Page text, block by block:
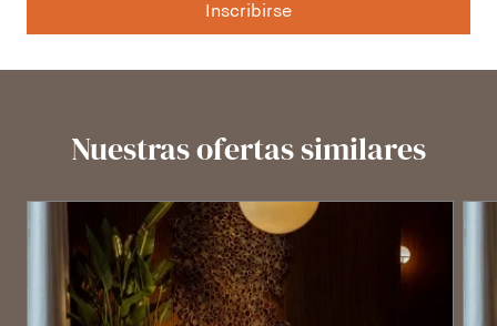
Inscribirse
Nuestras ofertas similares